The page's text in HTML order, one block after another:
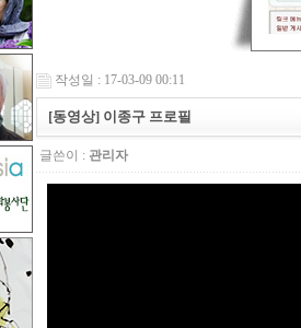
작성일 : 17-03-09 00:11
[동영상] 이종구 프로필
글쓴이 : 관리자